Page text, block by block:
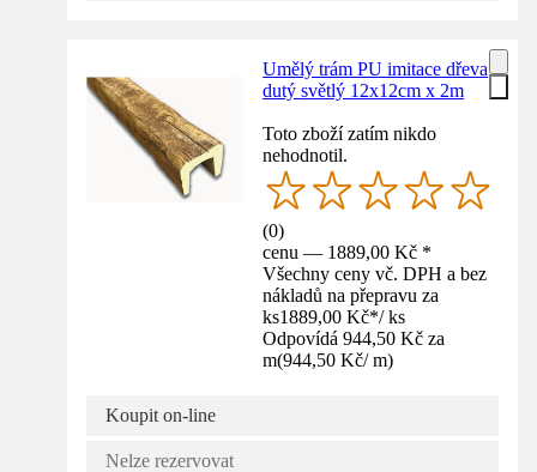
Umělý trám PU imitace dřeva
dutý světlý 12x12cm x 2m
Toto zboží zatím nikdo
nehodnotil.
(0)
cenu — 1889,00 Kč *
Všechny ceny vč. DPH a bez
nákladů na přepravu za
ks1889,00 Kč*/ ks
Odpovídá 944,50 Kč za
m(944,50 Kč/ m)
Koupit on-line
Nelze rezervovat